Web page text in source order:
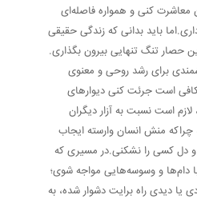
معاشرت کنی و همواره فاصله‌ای
باید بدانی که زندگی حقیقی
حصار تنگ تنهایی بیرون بگذاری.
برای رشد روحی و معنوی
است جرئت کنی دیوارهای
است نسبت به آزار دیگران
چراکه منش انسان وارسته ایجاب
دل کسی را نشکنی.در مسیری که
دام‌ها و وسوسه‌هایی مواجه شوی؛
دیدی راه برایت دشوار شده، به